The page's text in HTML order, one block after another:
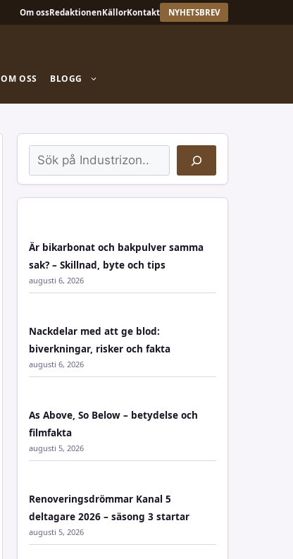
Om ossRedaktionenKällorKontakt NYHETSBREV
OM OSS BLOGG
Sök
Är bikarbonat och bakpulver samma
sak? – Skillnad, byte och tips
augusti 6, 2026
Nackdelar med att ge blod:
biverkningar, risker och fakta
augusti 6, 2026
As Above, So Below – betydelse och
filmfakta
augusti 5, 2026
Renoveringsdrömmar Kanal 5
deltagare 2026 – säsong 3 startar
augusti 5, 2026